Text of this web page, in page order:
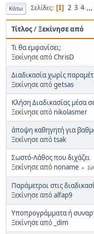
Κάτω Σελίδες 1 2 3 4 ...
Τίτλος/Ξεκίνησε από
Τι θα εμφανίσει;
Ξεκίνησε απόChrisD
Διαδικασία χωρίς
Ξεκίνησε απόgetsas
Κλήση Διαδικασίας μέσα
Ξεκίνησε από nikolasmer
άποψη καθηγητή για
Ξεκίνησε απόtsak
Σωστό-Λάθος που διχάζει
Ξεκίνησε από noname
Παράμετροι στις
Ξεκίνησε απόalfap9
Υποπρογράμματα ή
Ξεκίνησε από _dim